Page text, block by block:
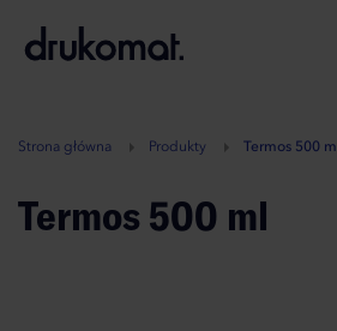
A
Strona główna Produkty Termos 500 ml
Termos 500 ml